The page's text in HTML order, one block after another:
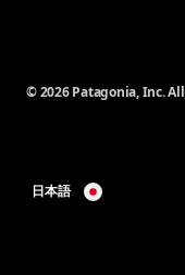
© 2026 Patagonia, Inc.
日本語